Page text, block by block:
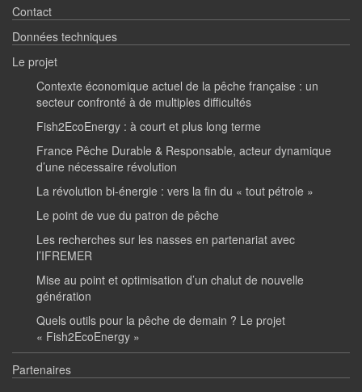
Contact
Données techniques
Le projet
Contexte économique actuel de la pêche française : un
secteur confronté à de multiples difficultés
Fish2EcoEnergy : à court et plus long terme
France Pêche Durable & Responsable, acteur dynamique
d’une nécessaire révolution
La révolution bi-énergie : vers la fin du « tout pétrole »
Le point de vue du patron de pêche
Les recherches sur les nasses en partenariat avec
l’IFREMER
Mise au point et optimisation d’un chalut de nouvelle
génération
Quels outils pour la pêche de demain ? Le projet
« Fish2EcoEnergy »
Partenaires